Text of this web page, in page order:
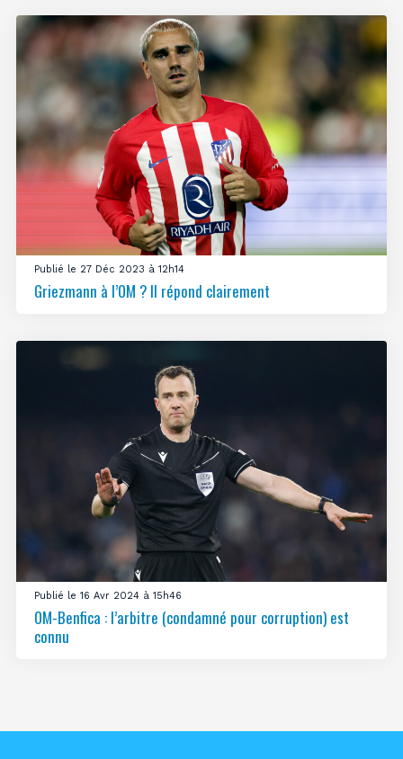
Publié le 27 Déc 2023 à 12h14
Griezmann à l’OM ? Il répond clairement
Publié le 16 Avr 2024 à 15h46
OM-Benfica : l’arbitre (condamné pour corruption) est
connu